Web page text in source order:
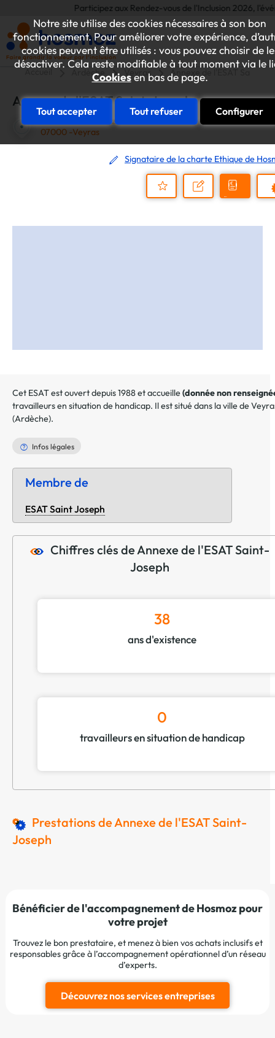
Notre site utilise des cookies nécessaires à son bon
fonctionnement. Pour améliorer votre expérience,
cookies peuvent être utilisés : vous pouvez choisir de
désactiver. Cela reste modifiable à tout moment via le
Cookiesen bas de page.
Tout accepter Tout refuser Configurer
Participez aux Rendez-vous de l'Inclusion 2026,
Accueil Ardèche Veyras Annexe de l'ESAT Saint-
Annexe de l'ESAT Saint-Joseph
Chemin de la Barèze
07000 -Veyras
Signataire de la charte Ethique de
Nous
Demander
Cet ESAT est ouvert depuis 1988 et accueille(donnée non
travailleurs en situation de handicap. Il est situé dans la ville de
(Ardèche).
Infos légales
Membre de
ESAT Saint Joseph
Chiffres clés de Annexe de l'ESAT Saint-
Joseph
38
ans d'existence
0
travailleurs en situation de handicap
Prestations de Annexe de l'ESAT Saint-
Joseph
Bénéficier de l'accompagnement de Hosmoz pour
votre projet
Trouvez le bon prestataire, et menez à bien vos achats inclusifs et
responsables grâce à l’accompagnement opérationnel d’un réseau
d’experts.
Découvrez nos services entreprises